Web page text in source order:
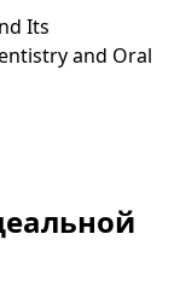
Its
and Oral